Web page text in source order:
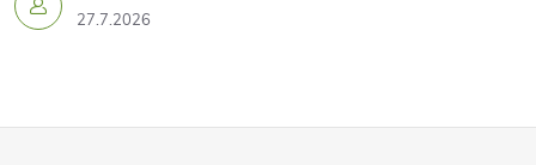
27.7.2026